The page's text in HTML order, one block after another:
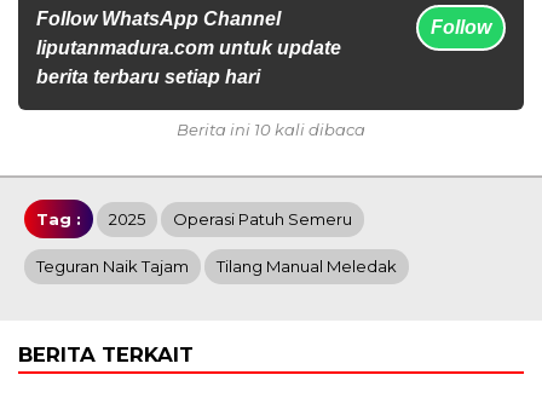
Follow WhatsApp Channel
liputanmadura.com untuk update
berita terbaru setiap hari
Follow
Berita ini 10 kali dibaca
Tag : 2025 Operasi Patuh Semeru
Teguran Naik Tajam Tilang Manual Meledak
BERITA TERKAIT